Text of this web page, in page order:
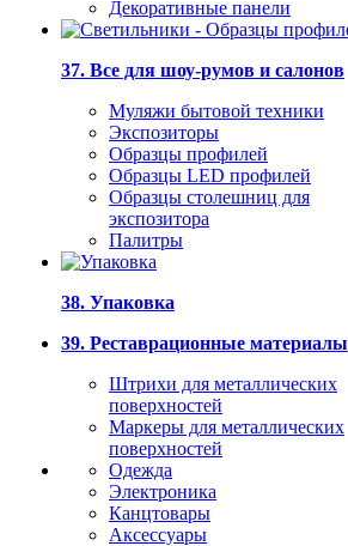
Декоративные панели
37. Все для шоу-румов и салонов
Муляжи бытовой техники
Экспозиторы
Образцы профилей
Образцы LED профилей
Образцы столешниц для
экспозитора
Палитры
38. Упаковка
39. Реставрационные материалы
Штрихи для металлических
поверхностей
Маркеры для металлических
поверхностей
Одежда
Электроника
Канцтовары
Аксессуары